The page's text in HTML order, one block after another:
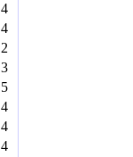
4
4
2
3
5
4
4
4